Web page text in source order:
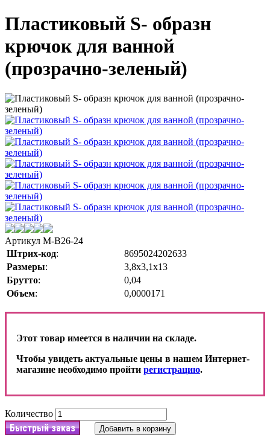
Пластиковый S- образн
крючок для ванной
(прозрачно-зеленый)
Артикул M-B26-24
Штрих-код:
8695024202633
Размеры:
3,8х3,1х13
Брутто:
0,04
Объем: 0,0000171
Этот товар имеется в наличии на складе.
Чтобы увидеть актуальные цены в нашем Интернет-
магазине необходимо пройти регистрацию.
Количество
Быстрый заказ Добавить в корзину